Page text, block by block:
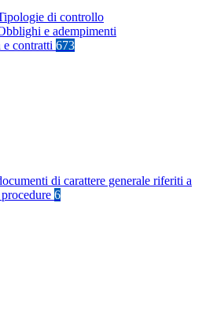
di controllo
e adempimenti
contratti 673
di carattere generale riferiti a
6